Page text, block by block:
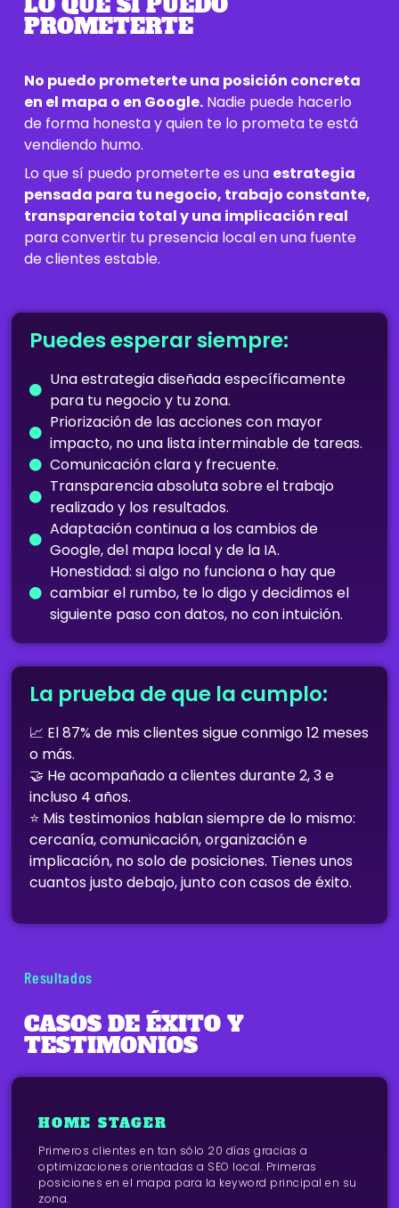
PROMETERTE
No puedo prometerte una posición concreta
en el mapa o en Google. Nadie puede hacerlo
de forma honesta y quien te lo prometa te está
vendiendo humo.
Lo que sí puedo prometerte es una estrategia
pensada para tu negocio, trabajo constante,
transparencia total y una implicación real
para convertir tu presencia local en una fuente
de clientes estable.
Puedes esperar siempre:
Una estrategia diseñada específicamente
para tu negocio y tu zona.
Priorización de las acciones con mayor
impacto, no una lista interminable de tareas.
Comunicación clara y frecuente.
Transparencia absoluta sobre el trabajo
realizado y los resultados.
Adaptación continua a los cambios de
Google, del mapa local y de la IA.
Honestidad: si algo no funciona o hay que
cambiar el rumbo, te lo digo y decidimos el
siguiente paso con datos, no con intuición.
La prueba de que la cumplo:
📈 El 87% de mis clientes sigue conmigo 12 meses
o más.
🤝 He acompañado a clientes durante 2, 3 e
incluso 4 años.
⭐ Mis testimonios hablan siempre de lo mismo:
cercanía, comunicación, organización e
implicación, no solo de posiciones. Tienes unos
cuantos justo debajo, junto con casos de éxito.
Resultados
CASOS DE ÉXITO Y
TESTIMONIOS
HOME STAGER
Primeros clientes en tan sólo 20 días gracias a
optimizaciones orientadas a SEO local. Primeras
posiciones en el mapa para la keyword principal en su
zona.